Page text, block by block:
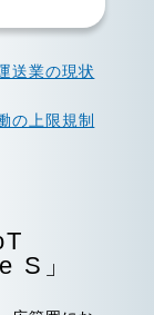
送業の現状
の上限規制
S」